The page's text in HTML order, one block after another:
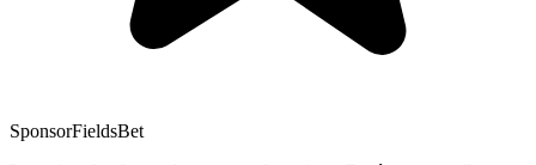
SponsorFieldsBet